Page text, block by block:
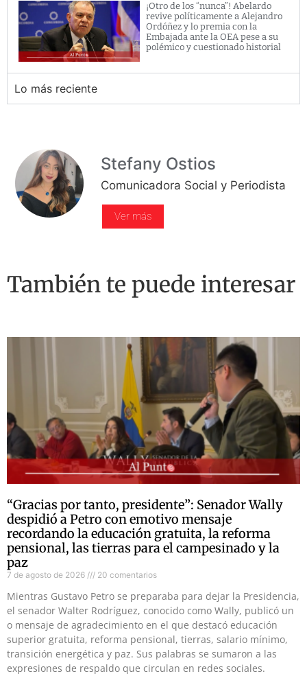
¡Otro de los “nunca”! Abelardo
revive políticamente a Alejandro
Ordóñez y lo premia con la
Embajada ante la OEA pese a su
polémico y cuestionado historial
Lo más reciente
Stefany Ostios
Comunicadora Social y Periodista
Ver más
También te puede interesar
“Gracias por tanto, presidente”: Senador Wally
despidió a Petro con emotivo mensaje
recordando la educación gratuita, la reforma
pensional, las tierras para el campesinado y la
paz
7 de agosto de 2026 20 comentarios
Mientras Gustavo Petro se preparaba para dejar la Presidencia,
el senador Walter Rodríguez, conocido como Wally, publicó un
o mensaje de agradecimiento en el que destacó educación
superior gratuita, reforma pensional, tierras, salario mínimo,
transición energética y paz. Sus palabras se sumaron a las
expresiones de respaldo que circulan en redes sociales.